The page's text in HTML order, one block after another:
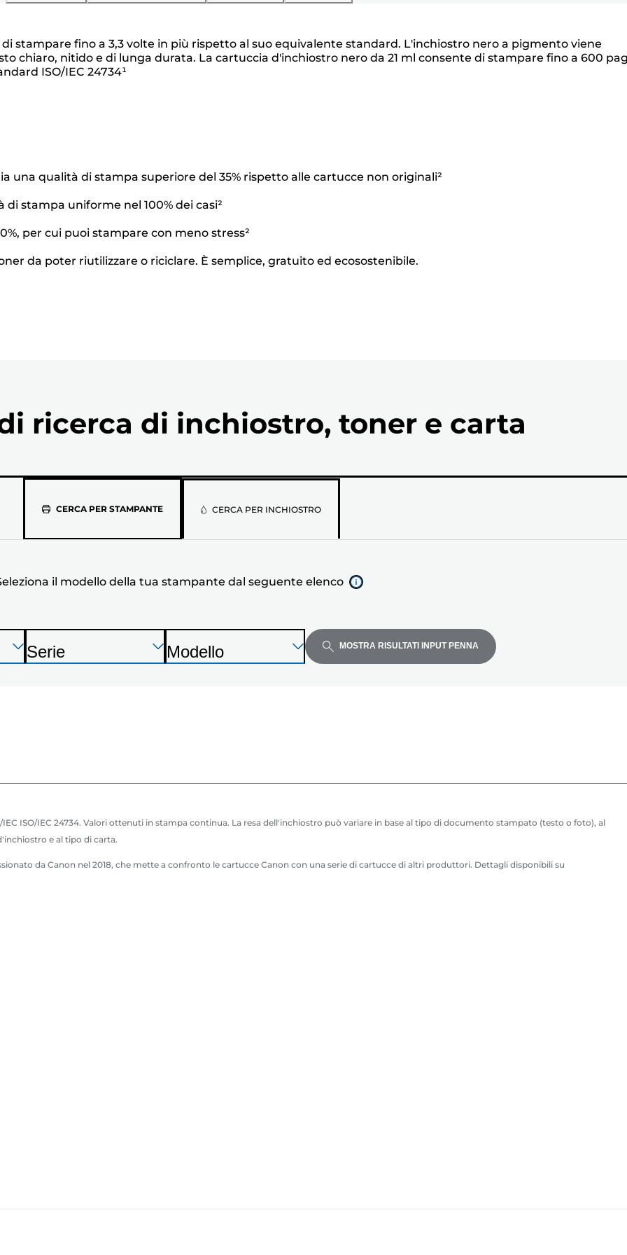
stampare fino a 3,3 volte in più rispetto al suo equivalente standard. L'inchiostro nero a pigmento viene
chiaro, nitido e di lunga durata. La cartuccia d'inchiostro nero da 21 ml consente di stampare fino a 600
ISO/IEC 24734¹
una qualità di stampa superiore del 35% rispetto alle cartucce non originali²
stampa uniforme nel 100% dei casi²
per cui puoi stampare con meno stress²
da poter riutilizzare o riciclare. È semplice, gratuito ed ecosostenibile.
ricerca di inchiostro, toner e carta
CERCA PER STAMPANTE
Seleziona
il
della
tua
stampante
CERCA PER INCHIOSTRO
il modello della tua stampante dal seguente elenco
Premi
Invio
Premi
Invio
S
t
e
Serie
Premi
Invio
S
t
Modello MOSTRA RISULTATI INPUT PENNA
IEC ISO/IEC 24734. Valori ottenuti in stampa continua. La resa dell'inchiostro può variare in base al tipo di documento stampato (testo o foto), al
e al tipo di carta.
da Canon nel 2018, che mette a confronto le cartucce Canon con una serie di cartucce di altri produttori. Dettagli disponibili su